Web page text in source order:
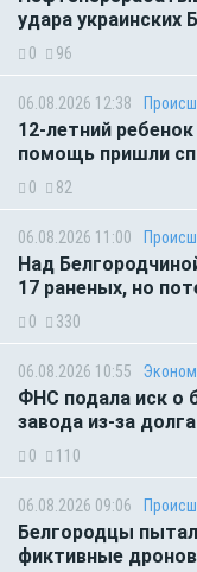
удара украинских
0 96
06.08.2026 12:38
12-летний
помощь пришли
0 82
06.08.2026 11:00
Над
17 раненых, но
0 330
06.08.2026 10:55
ФНС подала иск о
завода из-за
0 110
06.08.2026 09:06
Белгородцы
фиктивные